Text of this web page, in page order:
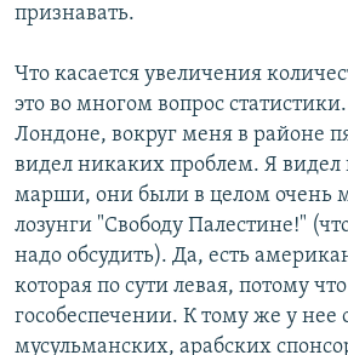
признавать.
Что касается увеличения
это во многом вопрос
Лондоне, вокруг меня в районе
видел никаких проблем. Я видел
марши, они были в целом очень
лозунги "Свободу Палестине!"
надо обсудить). Да, есть
которая по сути левая, потому
гособеспечении. К тому же у нее
мусульманских, арабских